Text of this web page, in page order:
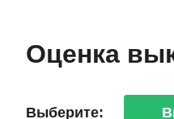
Оценка
Выберите: